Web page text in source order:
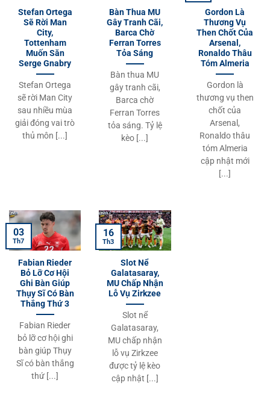
Stefan Ortega
Sẽ Rời Man
City,
Tottenham
Muốn Săn
Serge Gnabry
Stefan Ortega
sẽ rời Man City
sau nhiều mùa
giải đóng vai trò
thủ môn [...]
Bàn Thua MU
Gây Tranh Cãi,
Barca Chờ
Ferran Torres
Tỏa Sáng
Bàn thua MU
gây tranh cãi,
Barca chờ
Ferran Torres
tỏa sáng. Tỷ lệ
kèo [...]
Gordon Là
Thương Vụ
Then Chốt Của
Arsenal,
Ronaldo Thâu
Tóm Almeria
Gordon là
thương vụ then
chốt của
Arsenal,
Ronaldo thâu
tóm Almeria
cập nhật mới
[...]
Fabian Rieder
Bỏ Lỡ Cơ Hội
Ghi Bàn Giúp
Thụy Sĩ Có Bàn
Thắng Thứ 3
Fabian Rieder
bỏ lỡ cơ hội ghi
bàn giúp Thụy
Sĩ có bàn thắng
thứ [...]
03
Th7
Slot Nể
Galatasaray,
MU Chấp Nhận
Lỗ Vụ Zirkzee
Slot nể
Galatasaray,
MU chấp nhận
lỗ vụ Zirkzee
được tỷ lệ kèo
cập nhật [...]
16
Th3